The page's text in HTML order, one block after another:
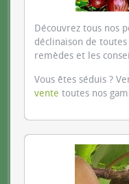
Découvrez tous nos
déclinaison de
remèdes et les
Vous êtes séduis ?
vente toutes nos